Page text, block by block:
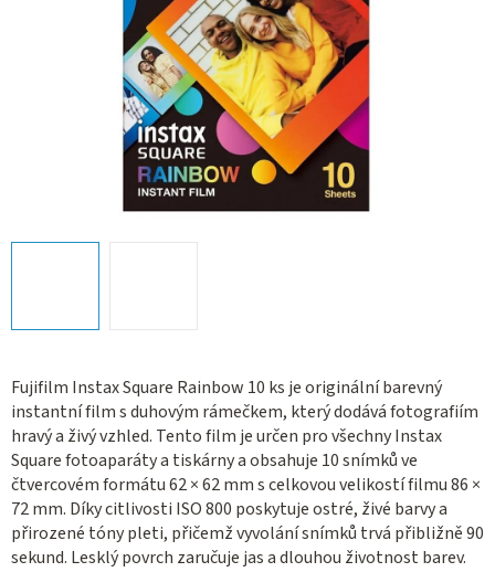
Fujifilm Instax Square Rainbow 10 ks je originální barevný
instantní film s duhovým rámečkem, který dodává fotografiím
hravý a živý vzhled. Tento film je určen pro všechny Instax
Square fotoaparáty a tiskárny a obsahuje 10 snímků ve
čtvercovém formátu 62 × 62 mm s celkovou velikostí filmu 86 ×
72 mm. Díky citlivosti ISO 800 poskytuje ostré, živé barvy a
přirozené tóny pleti, přičemž vyvolání snímků trvá přibližně 90
sekund. Lesklý povrch zaručuje jas a dlouhou životnost barev.